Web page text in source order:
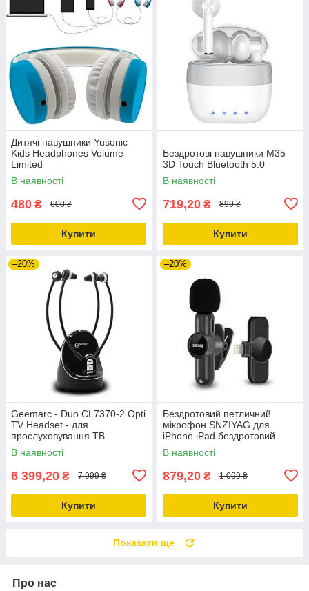
Дитячі навушники Yusonic
Kids Headphones Volume
Limited
В наявності
480 ₴ 600 ₴
Купити
Бездротові навушники M35
3D Touch Bluetooth 5.0
В наявності
719,20 ₴ 899 ₴
Купити
–20%
Geemarc - Duo CL7370-2 Opti
TV Headset - для
прослуховування ТВ
В наявності
6 399,20 ₴ 7 999 ₴
Купити
–20%
Бездротовий петличний
мікрофон SNZIYAG для
iPhone iPad бездротовий
мікрофон Plug-Play
В наявності
879,20 ₴ 1 099 ₴
Купити
Показати ще
Про нас